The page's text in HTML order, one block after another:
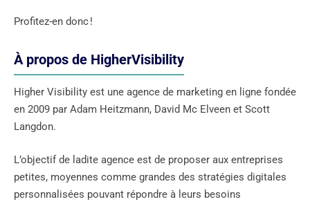
Profitez-en donc !
À propos de HigherVisibility
Higher Visibility est une agence de marketing en ligne fondée
en 2009 par Adam Heitzmann, David Mc Elveen et Scott
Langdon.
L’objectif de ladite agence est de proposer aux entreprises
petites, moyennes comme grandes des stratégies digitales
personnalisées pouvant répondre à leurs besoins